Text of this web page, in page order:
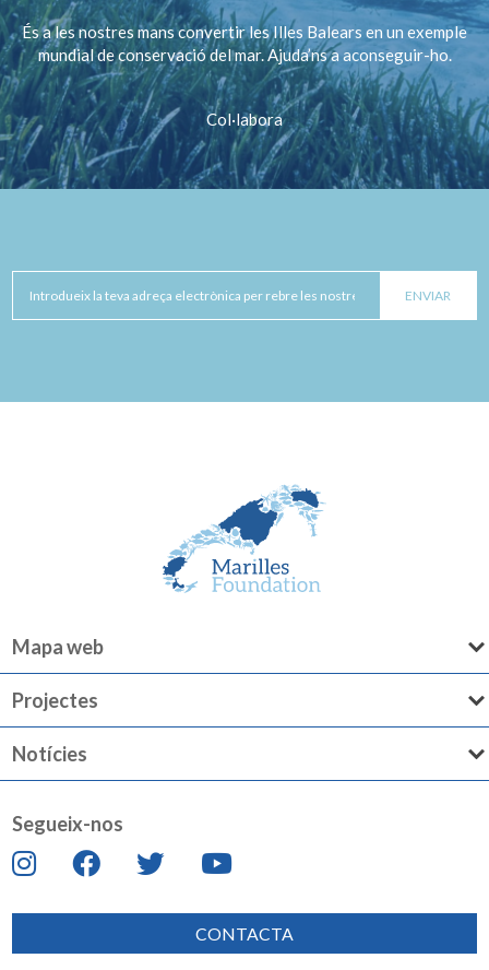
És a les nostres mans convertir les Illes Balears en un exemple
mundial de conservació del mar. Ajuda’ns a aconseguir-ho.
Col·labora
Mapa web
Projectes
Notícies
Segueix-nos
CONTACTA